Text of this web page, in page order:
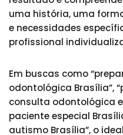
uma história, uma
e necessidades
profissional
Em buscas como
odontológica Brasília”,
consulta odontológica
paciente especial
autismo Brasília”, o